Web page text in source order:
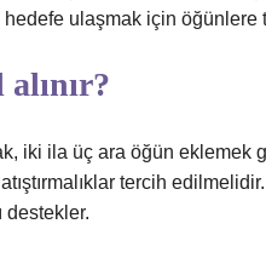
hedefe ulaşmak için
iki ila üç ara öğün eklemek
tercih
destekler.